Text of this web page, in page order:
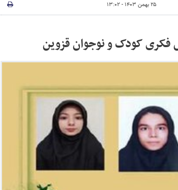
۲۵ بهمن ۱۴۰۳ - ۱۳:۰۲
کودک و نوجوان قزوین